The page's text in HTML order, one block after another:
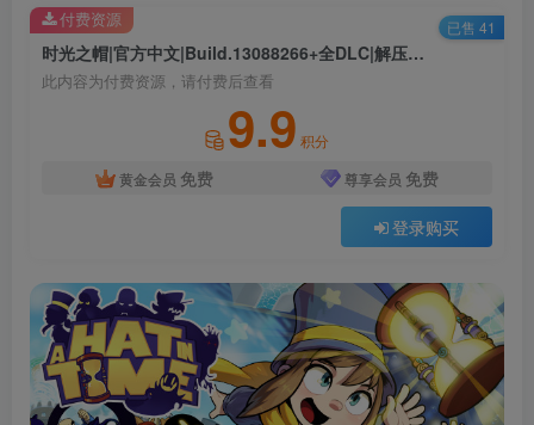
时光之帽|官方中文|Build.13088266+全DLC|解压即撸|
此内容为付费资源，请付费后查看
9.9 积分
黄金会员 免费 尊享会员 免费
登录购买
付费资源 已售 41